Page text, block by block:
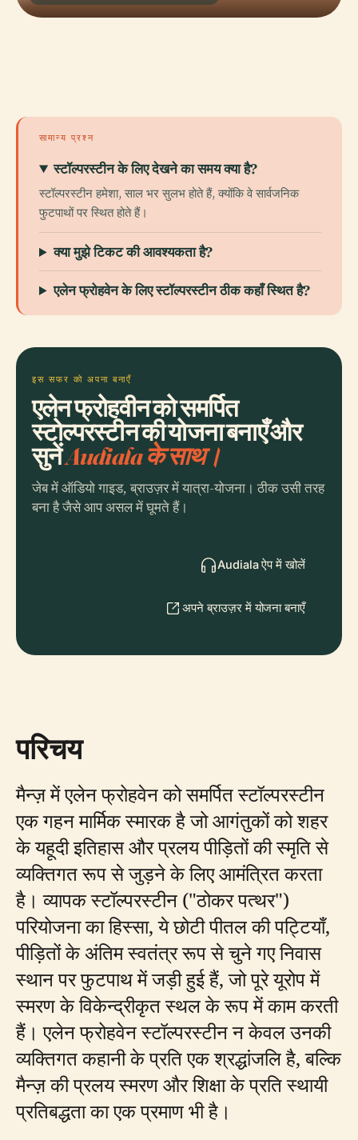
सामान्य प्रश्न
स्टॉल्परस्टीन के लिए देखने का समय क्या है?
स्टॉल्परस्टीन हमेशा, साल भर सुलभ होते हैं, क्योंकि वे सार्वजनिक
फुटपाथों पर स्थित होते हैं।
क्या मुझे टिकट की आवश्यकता है?
एलेन फ्रोहवेन के लिए स्टॉल्परस्टीन ठीक कहाँ स्थित है?
इस सफर को अपना बनाएँ
एलेन फ्रोहवीन को समर्पित
स्टोल्परस्टीन की योजना बनाएँ और
सुनेंAudiala के साथ।
जेब में ऑडियो गाइड, ब्राउज़र में यात्रा-योजना। ठीक उसी तरह
बना है जैसे आप असल में घूमते हैं।
Audiala ऐप में खोलें
अपने ब्राउज़र में योजना बनाएँ
परिचय
मैन्ज़ में एलेन फ्रोहवेन को समर्पित स्टॉल्परस्टीन
एक गहन मार्मिक स्मारक है जो आगंतुकों को शहर
के यहूदी इतिहास और प्रलय पीड़ितों की स्मृति से
व्यक्तिगत रूप से जुड़ने के लिए आमंत्रित करता
है। व्यापक स्टॉल्परस्टीन ("ठोकर पत्थर")
परियोजना का हिस्सा, ये छोटी पीतल की पट्टियाँ,
पीड़ितों के अंतिम स्वतंत्र रूप से चुने गए निवास
स्थान पर फुटपाथ में जड़ी हुई हैं, जो पूरे यूरोप में
स्मरण के विकेन्द्रीकृत स्थल के रूप में काम करती
हैं। एलेन फ्रोहवेन स्टॉल्परस्टीन न केवल उनकी
व्यक्तिगत कहानी के प्रति एक श्रद्धांजलि है, बल्कि
मैन्ज़ की प्रलय स्मरण और शिक्षा के प्रति स्थायी
प्रतिबद्धता का एक प्रमाण भी है।